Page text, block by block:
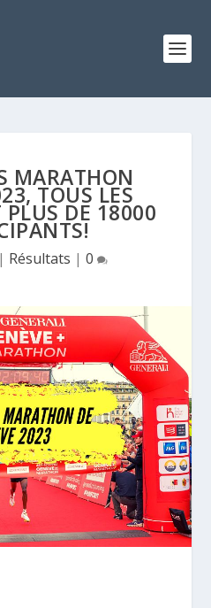
MARATHON
TOUS LES
PLUS DE 18000
| Résultats | 0